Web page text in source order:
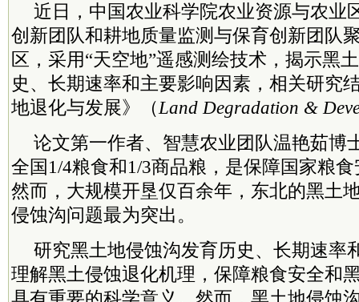
近日，中国农业科学院农业资源与农业
创新团队和耕地质量监测与保育创新团队
区，采用“天空地”遥感测绘技术，揭示黑
史、长期速率和主要影响因素，相关研究
地退化与发展》（Land Degradation &
论文第一作者、智慧农业团队温艳茹博
全国1/4粮食和1/3商品粮，是保障国家粮
然而，大规模开垦仅百余年，东北的黑土
侵蚀沟问题最为突出。
研究黑土地侵蚀沟发育历史、长期速率
理解黑土侵蚀退化机理，保障粮食安全和